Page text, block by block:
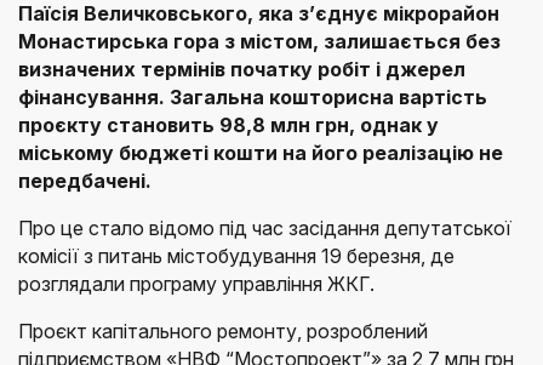
Паїсія Величковського, яка з’єднує мікрорайон
Монастирська гора з містом, залишається без
визначених термінів початку робіт і джерел
фінансування. Загальна кошторисна вартість
проєкту становить 98,8 млн грн, однак у
міському бюджеті кошти на його реалізацію не
передбачені.
Про це стало відомо під час засідання депутатської
комісії з питань містобудування 19 березня, де
розглядали програму управління ЖКГ.
Проєкт капітального ремонту, розроблений
підприємством «НВФ “Мостопроект”» за 2,7 млн грн,